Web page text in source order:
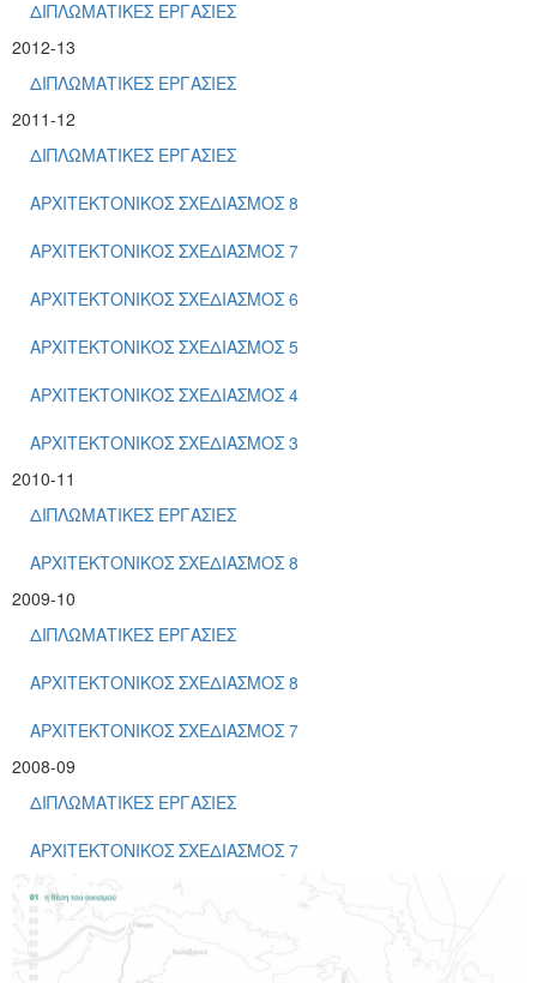
ΔΙΠΛΩΜΑΤΙΚΕΣ ΕΡΓΑΣΙΕΣ
2012-13
ΔΙΠΛΩΜΑΤΙΚΕΣ ΕΡΓΑΣΙΕΣ
2011-12
ΔΙΠΛΩΜΑΤΙΚΕΣ ΕΡΓΑΣΙΕΣ
ΑΡΧΙΤΕΚΤΟΝΙΚΟΣ ΣΧΕΔΙΑΣΜΟΣ 8
ΑΡΧΙΤΕΚΤΟΝΙΚΟΣ ΣΧΕΔΙΑΣΜΟΣ 7
ΑΡΧΙΤΕΚΤΟΝΙΚΟΣ ΣΧΕΔΙΑΣΜΟΣ 6
ΑΡΧΙΤΕΚΤΟΝΙΚΟΣ ΣΧΕΔΙΑΣΜΟΣ 5
ΑΡΧΙΤΕΚΤΟΝΙΚΟΣ ΣΧΕΔΙΑΣΜΟΣ 4
ΑΡΧΙΤΕΚΤΟΝΙΚΟΣ ΣΧΕΔΙΑΣΜΟΣ 3
2010-11
ΔΙΠΛΩΜΑΤΙΚΕΣ ΕΡΓΑΣΙΕΣ
ΑΡΧΙΤΕΚΤΟΝΙΚΟΣ ΣΧΕΔΙΑΣΜΟΣ 8
2009-10
ΔΙΠΛΩΜΑΤΙΚΕΣ ΕΡΓΑΣΙΕΣ
ΑΡΧΙΤΕΚΤΟΝΙΚΟΣ ΣΧΕΔΙΑΣΜΟΣ 8
ΑΡΧΙΤΕΚΤΟΝΙΚΟΣ ΣΧΕΔΙΑΣΜΟΣ 7
2008-09
ΔΙΠΛΩΜΑΤΙΚΕΣ ΕΡΓΑΣΙΕΣ
ΑΡΧΙΤΕΚΤΟΝΙΚΟΣ ΣΧΕΔΙΑΣΜΟΣ 7